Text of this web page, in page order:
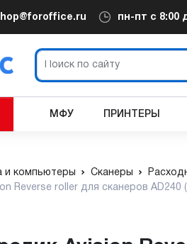
пн-пт с 8:00
МФУ ПРИНТЕРЫ
и компьютеры Сканеры
Reverse roller для сканеров AD240